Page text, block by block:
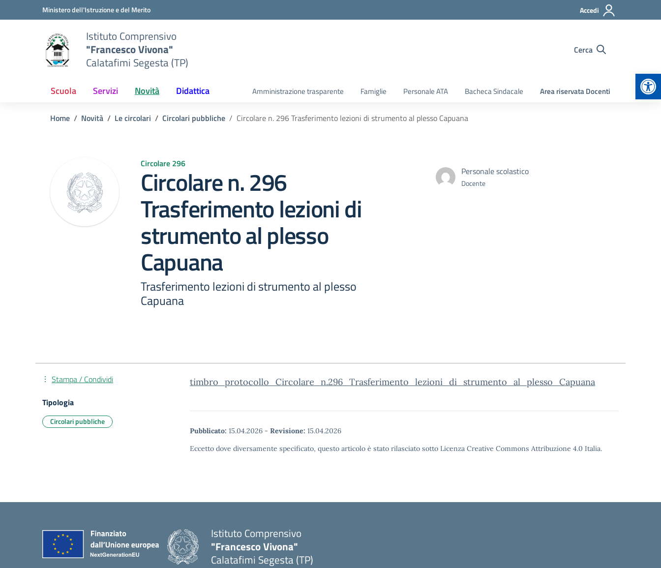
Vai ai contenuti
Vai al menu di navigazioneMinistero dell'Istruzione e del Merito Accedi
Istituto Comprensivo
"Francesco Vivona"
Calatafimi Segesta (TP)
Cerca
Scuola Servizi Novità Didattica Amministrazione trasparente Famiglie Personale ATA Bacheca Sindacale Area riservata Docenti
Home Novità Le circolari Circolari pubbliche Circolare n. 296 Trasferimento lezioni di strumento al plesso Capuana
Circolare 296
Circolare n. 296
Trasferimento lezioni di
strumento al plesso
Capuana
Trasferimento lezioni di strumento al plesso
Capuana
Personale scolastico
Docente
timbro_protocollo_Circolare_n.296_Trasferimento_lezioni_di_strumento_al_plesso_Capuana
Pubblicato: 15.04.2026 - Revisione: 15.04.2026
Eccetto dove diversamente specificato, questo articolo è stato rilasciato sotto Licenza Creative Commons Attribuzione 4.0 Italia.
Stampa / Condividi
Tipologia
Circolari pubbliche
Istituto Comprensivo
"Francesco Vivona"
Calatafimi Segesta (TP)